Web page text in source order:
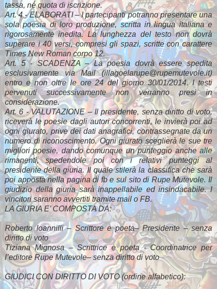
tassa, né quota di iscrizione.
Art. 4 - ELABORATI – I partecipanti potranno presentare una
sola poesia di loro produzione, scritta in lingua italiana e
rigorosamente inedita. La lunghezza del testo non dovrà
superare i 40 versi, compresi gli spazi, scritte con carattere
Times New Roman corpo 12.
Art. 5 - SCADENZA – La poesia dovrà essere spedita
esclusivamente via Mail (illagoelarupe@rupemutevole.it)
entro e non oltre le ore 24 del giorno 30/01/2014. I testi
pervenuti successivamente non verranno presi in
considerazione.
Art. 6 - VALUTAZIONE – Il presidente, senza diritto di voto,
riceverà le poesie dagli autori concorrenti, le invierà poi ad
ogni giurato, prive dei dati anagrafici, contrassegnate da un
numero di riconoscimento. Ogni giurato sceglierà le sue tre
migliori poesie, dando comunque un punteggio anche alle
rimanenti, spedendole poi con i relativi punteggi al
presidente della giuria. Il quale stilerà la classifica che sarà
poi apposta nella pagina di fb e sul sito di Rupe Mutevole. Il
giudizio della giuria sarà inappellabile ed insindacabile. I
vincitori saranno avvertiti tramite mail o FB.
LA GIURIA E’ COMPOSTA DA:
Roberto Ioannilli – Scrittore e poeta– Presidente – senza
diritto di voto
Tiziana Mignosa – Scrittrice e poeta - Coordinatrice per
l’editore Rupe Mutevole– senza diritto di voto
GIUDICI CON DIRITTO DI VOTO (ordine alfabetico):